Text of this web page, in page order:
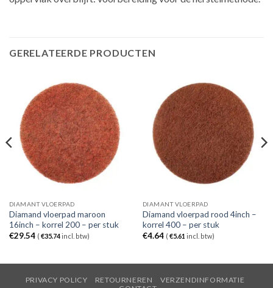
GERELATEERDE PRODUCTEN
DIAMANT VLOERPAD
Diamand vloerpad maroon
16inch – korrel 200 – per stuk
€29.54 ( €35.74incl. btw)
DIAMANT VLOERPAD
Diamand vloerpad rood 4inch –
korrel 400 – per stuk
€4.64 ( €5.61 incl. btw)
PRIVACY POLICY RETOURNEREN
VERZENDINFORMATIE